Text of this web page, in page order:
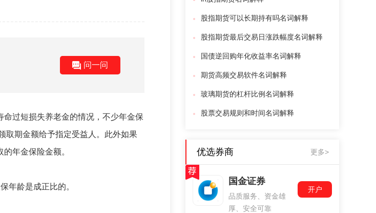
问一问
过短损失养老金的情况，不少年金保
取期金额给予指定受益人。此外如果
年金保险金额。
年龄是成正比的。
股指期货可以长期持有吗名词解释
股指期货最后交易日涨跌幅度名词解释
国债逆回购年化收益率名词解释
期货高频交易软件名词解释
玻璃期货的杠杆比例名词解释
股票交易规则和时间名词解释
优选券商 更多>
国金证券
品质服务、资金雄
厚、安全可靠
开户